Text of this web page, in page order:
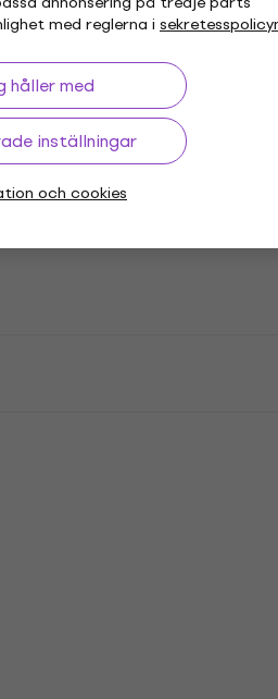
med reglerna i
håller med
inställningar
och cookies